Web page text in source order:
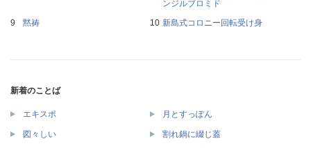
ンジルブロミド
黙祷
新島式コロニー回転受け身
新着のことば
エキスポ 月とすっぽん
図々しい 割れ鍋に綴じ蓋